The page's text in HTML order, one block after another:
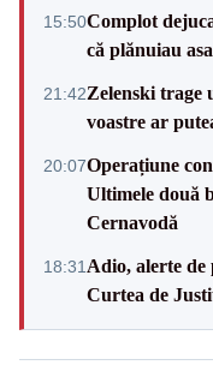
15:50Complot
că plănuiau
21:42Zelenski trage
voastre ar
20:07Operațiune
Ultimele două
Cernavodă
18:31 Adio, alerte de
Curtea de